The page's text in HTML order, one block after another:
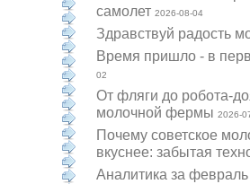
самолет2026-08-04
Здравствуй радость
Время пришло - в
02
От фляги до робота-
молочной фермы2026-
Почему советское
вкуснее: забытая
Аналитика за